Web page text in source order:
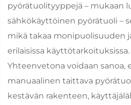
pyörätuolityyppejä – mukaan
sähkökäyttöinen pyörätuoli –
mikä takaa monipuolisuuden
erilaisissa käyttötarkoituksissa.
Yhteenvetona voidaan sanoa,
manuaalinen taittava
kestävän rakenteen,